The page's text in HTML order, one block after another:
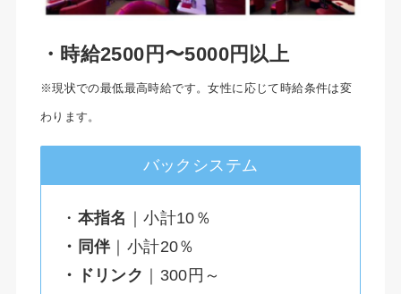
・時給2500円〜5000円以上
※現状での最低最高時給です。女性に応じて時給条件は変
わります。
バックシステム
・ 本指名
｜小計10％
・同伴｜小計20％
・ドリンク
｜300円～